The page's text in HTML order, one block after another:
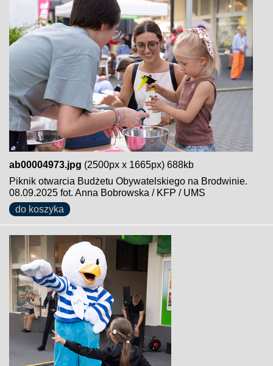
ab00004973.jpg (2500px x 1665px) 688kb
Piknik otwarcia Budżetu Obywatelskiego na Brodwinie.
08.09.2025 fot. Anna Bobrowska / KFP / UMS
do koszyka